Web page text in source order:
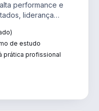
performance e
liderança
de estudo
prática profissional